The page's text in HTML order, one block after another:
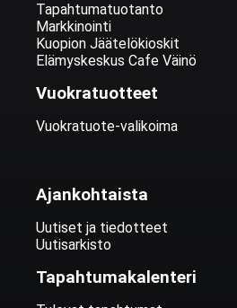
Tapahtumatuotanto
Markkinointi
Kuopion Jäätelökioskit
Elämyskeskus Cafe Väinö
Vuokratuotteet
Vuokratuote-valikoima
Ajankohtaista
Uutiset ja tiedotteet
Uutisarkisto
Tapahtumakalenteri